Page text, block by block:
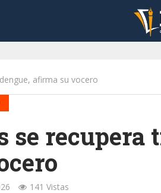
afirma su vocero
se recupera
141 Vistas